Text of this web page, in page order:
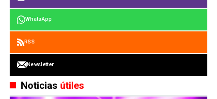
WhatsApp
RSS
Newsletter
Noticias útiles